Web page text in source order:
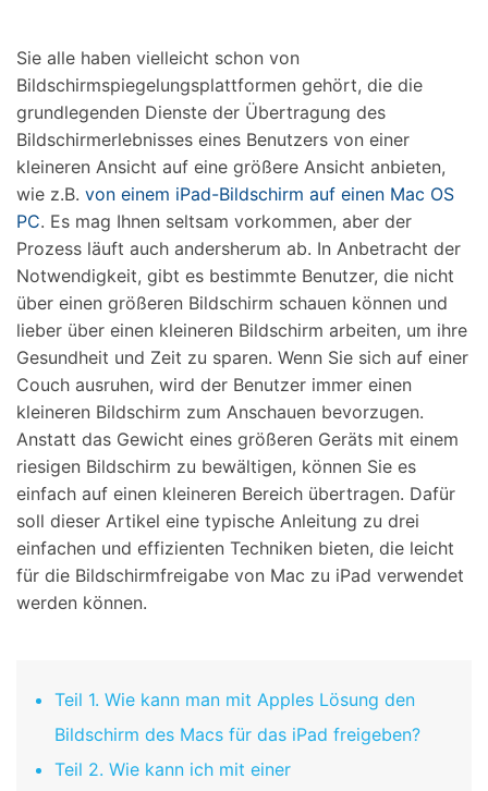
Sie alle haben vielleicht schon von
Bildschirmspiegelungsplattformen gehört, die die
grundlegenden Dienste der Übertragung des
Bildschirmerlebnisses eines Benutzers von einer
kleineren Ansicht auf eine größere Ansicht anbieten,
wie z.B. von einem iPad-Bildschirm auf einen Mac OS
PC. Es mag Ihnen seltsam vorkommen, aber der
Prozess läuft auch andersherum ab. In Anbetracht der
Notwendigkeit, gibt es bestimmte Benutzer, die nicht
über einen größeren Bildschirm schauen können und
lieber über einen kleineren Bildschirm arbeiten, um ihre
Gesundheit und Zeit zu sparen. Wenn Sie sich auf einer
Couch ausruhen, wird der Benutzer immer einen
kleineren Bildschirm zum Anschauen bevorzugen.
Anstatt das Gewicht eines größeren Geräts mit einem
riesigen Bildschirm zu bewältigen, können Sie es
einfach auf einen kleineren Bereich übertragen. Dafür
soll dieser Artikel eine typische Anleitung zu drei
einfachen und effizienten Techniken bieten, die leicht
für die Bildschirmfreigabe von Mac zu iPad verwendet
werden können.
Teil 1. Wie kann man mit Apples Lösung den
Bildschirm des Macs für das iPad freigeben?
Teil 2. Wie kann ich mit einer